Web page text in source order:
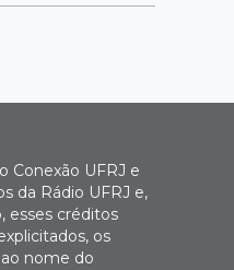
Conexão UFRJ e
da Rádio UFRJ e,
esses créditos
os
nome do